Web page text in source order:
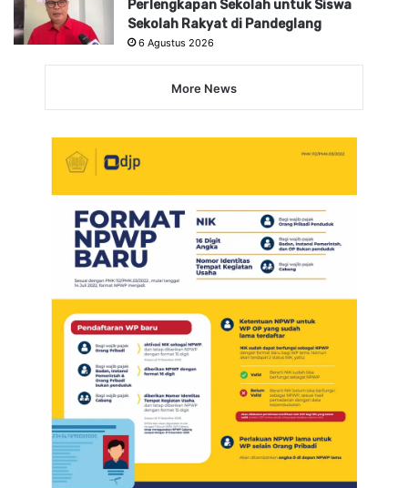
Perlengkapan Sekolah untuk Siswa
Sekolah Rakyat di Pandeglang
6 Agustus 2026
More News